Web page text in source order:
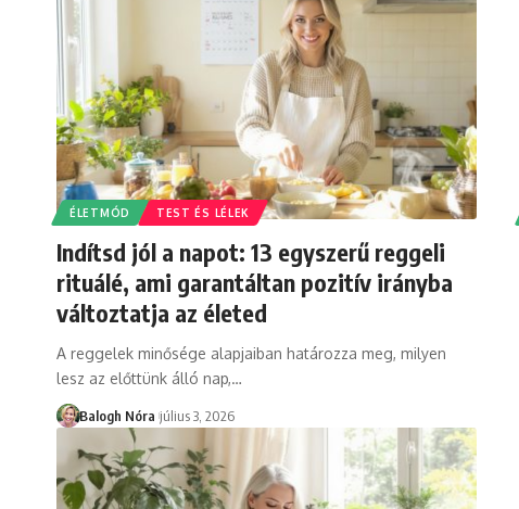
ÉLETMÓD TEST ÉS LÉLEK
Indítsd jól a napot: 13 egyszerű reggeli
rituálé, ami garantáltan pozitív irányba
változtatja az életed
A reggelek minősége alapjaiban határozza meg, milyen
lesz az előttünk álló nap,…
Balogh Nóra július 3, 2026